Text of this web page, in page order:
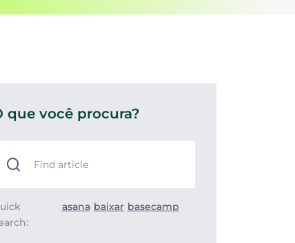
que você procura?
asana baixar basecamp